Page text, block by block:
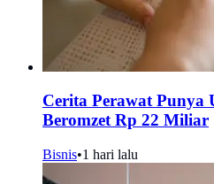
Cerita Perawat Punya
Beromzet Rp 22 Miliar
Bisnis•1 hari lalu